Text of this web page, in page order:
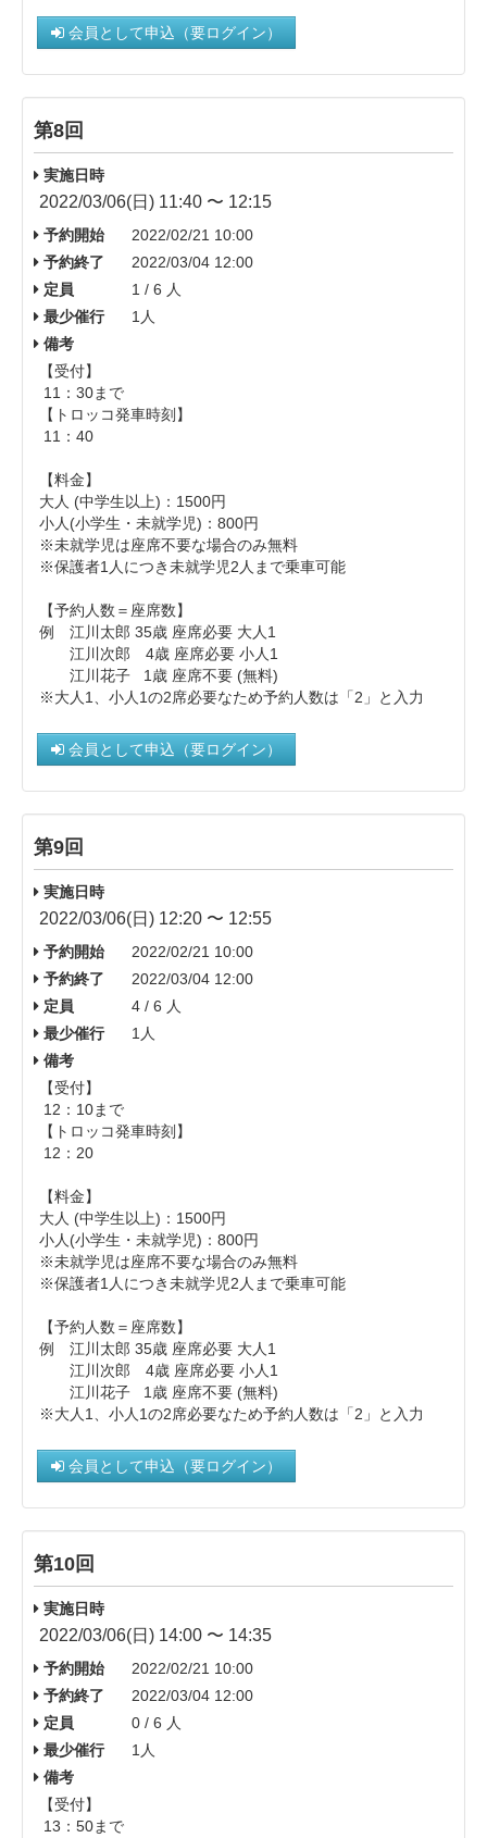
会員として申込（要ログイン）
第8回
実施日時
2022/03/06(日) 11:40 〜 12:15
予約開始
2022/02/21 10:00
予約終了
2022/03/04 12:00
定員
1 / 6 人
最少催行
1人
備考
【受付】
11：30まで
【トロッコ発車時刻】
11：40
【料金】
大人 (中学生以上)： 1500円
小人(小学生・未就学児)：800円
※未就学児は座席不要な場合のみ無料
※保護者1人につき未就学児2人まで乗車可能
【予約人数＝座席数】
例 江川太郎 35歳 座席必要 大人1
江川次郎 4歳 座席必要 小人1
江川花子 1歳 座席不要 (無料)
※大人1、小人1の2席必要なため予約人数は「2」と入力
会員として申込（要ログイン）
第9回
実施日時
2022/03/06(日) 12:20 〜 12:55
予約開始
2022/02/21 10:00
予約終了
2022/03/04 12:00
定員
4 / 6 人
最少催行
1人
備考
【受付】
12：10まで
【トロッコ発車時刻】
12：20
【料金】
大人 (中学生以上)： 1500円
小人(小学生・未就学児)：800円
※未就学児は座席不要な場合のみ無料
※保護者1人につき未就学児2人まで乗車可能
【予約人数＝座席数】
例 江川太郎 35歳 座席必要 大人1
江川次郎 4歳 座席必要 小人1
江川花子 1歳 座席不要 (無料)
※大人1、小人1の2席必要なため予約人数は「2」と入力
会員として申込（要ログイン）
第10回
実施日時
2022/03/06(日) 14:00 〜 14:35
予約開始
2022/02/21 10:00
予約終了
2022/03/04 12:00
定員
0 / 6 人
最少催行
1人
備考
【受付】
13：50まで